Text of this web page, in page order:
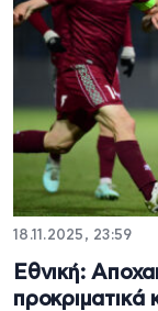
18.11.2025, 23:59
Εθνική:
προκριματικά